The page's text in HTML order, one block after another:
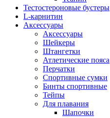
Тестостероновые бустеры
L-карнитин
Аксессуары
Аксессуары
Шейкеры
Штангетки
Атлетические пояса
Перчатки
Спортивные сумки
Бинты спортивные
Тейпы
Для плавания
Шапочки